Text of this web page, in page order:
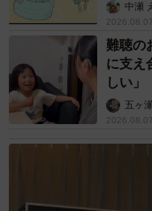
中瀬
2026.08.07
難聴の
に支え
しい」
五ヶ
2026.08.07